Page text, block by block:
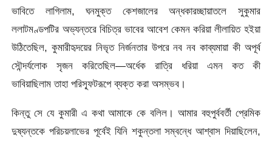
ভাবিতে লাগিলাম, ঘনমুক্ত কেশজালের অন্ধকারচ্ছায়াতলে সুকুমার
ললাটমণ্ডপটির অভ্যন্তরে বিচিত্র ভাবের আবেশ কেমন করিয়া লীলায়িত হইয়া
উঠিতেছিল, কুমারীহৃদয়ের নিভৃত নির্জনতার উপরে নব নব কাব্যমায়া কী অপূর্ব
সৌন্দর্যলােক সৃজন করিতেছিল—অর্ধেক রাত্রি ধরিয়া এমন কত কী
ভাবিয়াছিলাম তাহা পরিস্ফূটরূপে ব্যক্ত করা অসম্ভব।
কিন্তু সে যে কুমারী এ কথা আমাকে কে বলিল। আমার বহুপুর্ববর্তী প্রেমিক
দুষ্যন্তকে পরিচয়লাভের পূর্বেই যিনি শকুন্তলা সম্বন্ধে আশ্বাস দিয়াছিলেন,